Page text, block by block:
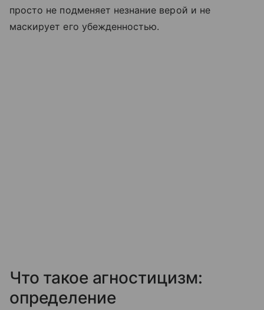
просто не подменяет незнание верой и не
маскирует его убежденностью.
Что такое агностицизм:
определение